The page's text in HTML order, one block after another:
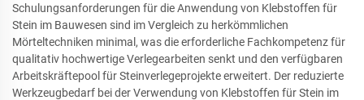
Schulungsanforderungen für die Anwendung von Klebstoffen für
Stein im Bauwesen sind im Vergleich zu herkömmlichen
Mörteltechniken minimal, was die erforderliche Fachkompetenz für
qualitativ hochwertige Verlegearbeiten senkt und den verfügbaren
Arbeitskräftepool für Steinverlegeprojekte erweitert. Der reduzierte
Werkzeugbedarf bei der Verwendung von Klebstoffen für Stein im